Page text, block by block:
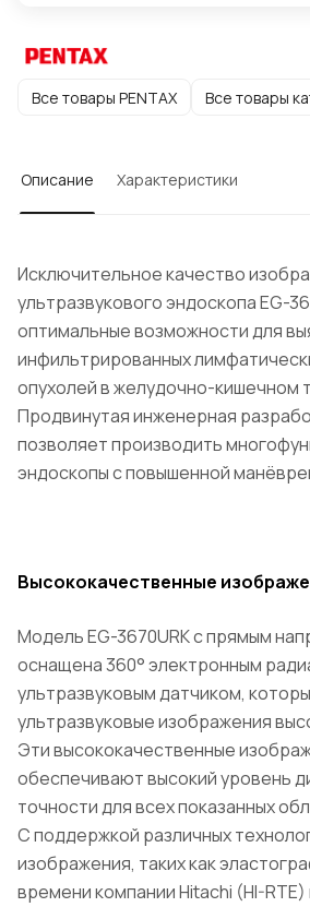
Все товары PENTAX Все товары
Описание Характеристики
Исключительное качество
ультразвукового эндоскопа EG-
оптимальные возможности для
инфильтрированных
опухолей в желудочно-кишечном
Продвинутая инженерная
позволяет производить
эндоскопы с повышенной
Высококачественные
Модель EG-3670URK с прямым
оснащена 360° электронным
ультразвуковым датчиком,
ультразвуковые изображения
Эти высококачественные
обеспечивают высокий уровень
точности для всех показанных
С поддержкой различных
изображения, таких как
времени компании Hitachi (HI-